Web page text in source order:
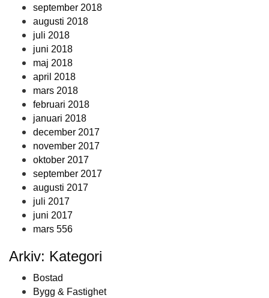
september 2018
augusti 2018
juli 2018
juni 2018
maj 2018
april 2018
mars 2018
februari 2018
januari 2018
december 2017
november 2017
oktober 2017
september 2017
augusti 2017
juli 2017
juni 2017
mars 556
Arkiv: Kategori
Bostad
Bygg & Fastighet